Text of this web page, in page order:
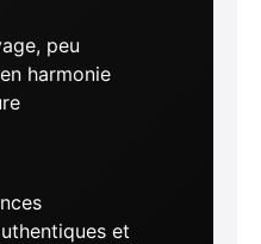
peu
harmonie
et